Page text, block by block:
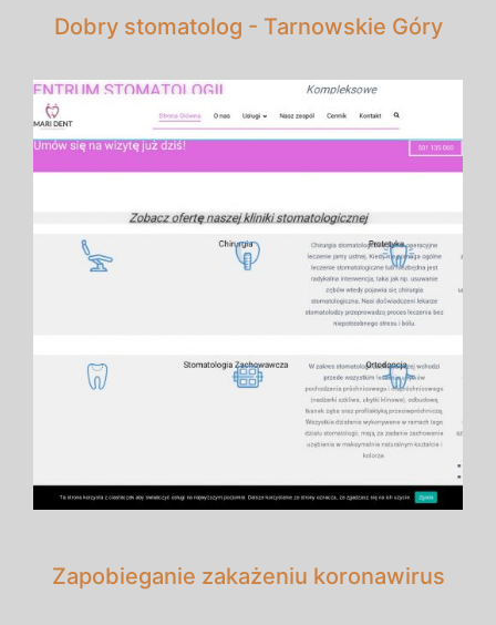
Dobry stomatolog - Tarnowskie Góry
Zapobieganie zakażeniu koronawirus